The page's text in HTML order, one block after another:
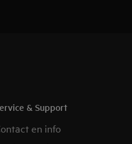
& Support
en info